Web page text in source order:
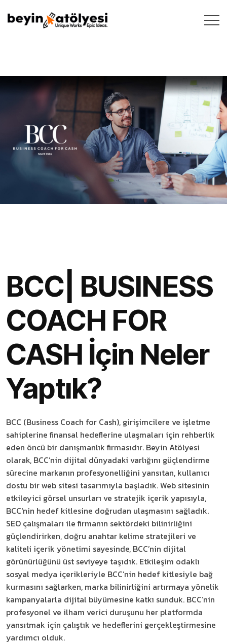
BCC| BUSINESS
COACH FOR
CASH İçin Neler
Yaptık?
BCC (Business Coach for Cash), girişimcilere ve işletme
sahiplerine finansal hedeflerine ulaşmaları için rehberlik
eden öncü bir danışmanlık firmasıdır. Beyin Atölyesi
olarak, BCC’nin dijital dünyadaki varlığını güçlendirme
sürecine markanın profesyonelliğini yansıtan, kullanıcı
dostu bir web sitesi tasarımıyla başladık. Web sitesinin
etkileyici görsel unsurları ve stratejik içerik yapısıyla,
BCC'nin hedef kitlesine doğrudan ulaşmasını sağladık.
SEO çalışmaları ile firmanın sektördeki bilinirliğini
güçlendirirken, doğru anahtar kelime stratejileri ve
kaliteli içerik yönetimi sayesinde, BCC’nin dijital
görünürlüğünü üst seviyeye taşıdık. Etkileşim odaklı
sosyal medya içerikleriyle BCC’nin hedef kitlesiyle bağ
kurmasını sağlarken, marka bilinirliğini artırmaya yönelik
kampanyalarla dijital büyümesine katkı sunduk. BCC’nin
profesyonel ve ilham verici duruşunu her platformda
yansıtmak için çalıştık ve hedeflerini gerçekleştirmesine
yardımcı olduk.